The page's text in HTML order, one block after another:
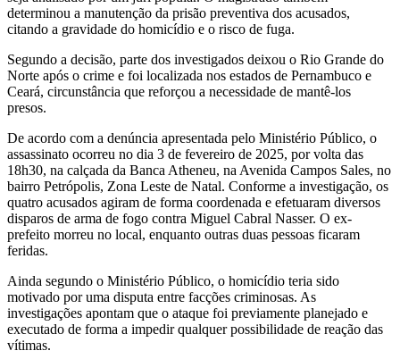
determinou a manutenção da prisão preventiva dos acusados,
citando a gravidade do homicídio e o risco de fuga.
Segundo a decisão, parte dos investigados deixou o Rio Grande do
Norte após o crime e foi localizada nos estados de Pernambuco e
Ceará, circunstância que reforçou a necessidade de mantê-los
presos.
De acordo com a denúncia apresentada pelo Ministério Público, o
assassinato ocorreu no dia 3 de fevereiro de 2025, por volta das
18h30, na calçada da Banca Atheneu, na Avenida Campos Sales, no
bairro Petrópolis, Zona Leste de Natal. Conforme a investigação, os
quatro acusados agiram de forma coordenada e efetuaram diversos
disparos de arma de fogo contra Miguel Cabral Nasser. O ex-
prefeito morreu no local, enquanto outras duas pessoas ficaram
feridas.
Ainda segundo o Ministério Público, o homicídio teria sido
motivado por uma disputa entre facções criminosas. As
investigações apontam que o ataque foi previamente planejado e
executado de forma a impedir qualquer possibilidade de reação das
vítimas.